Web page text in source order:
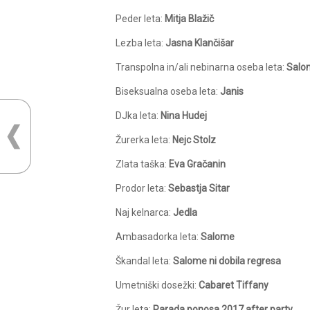
Peder leta: Mitja Blažič
Lezba leta: Jasna Klančišar
Transpolna in/ali nebinarna oseba leta:
Biseksualna oseba leta: Janis
DJka leta: Nina Hudej
Žurerka leta: Nejc Stolz
Zlata taška: Eva Gračanin
Prodor leta: Sebastja Sitar
Naj kelnarca: Jedla
Ambasadorka leta: Salome
Škandal leta: Salome ni dobila regresa
Umetniški dosežki: Cabaret Tiffany